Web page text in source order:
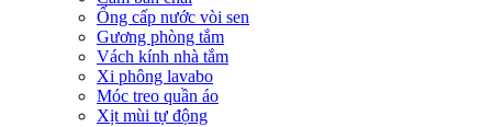
Ống cấp nước vòi sen
Gương phòng tắm
Vách kính nhà tắm
Xi phông lavabo
Móc treo quần áo
Xịt mùi tự động